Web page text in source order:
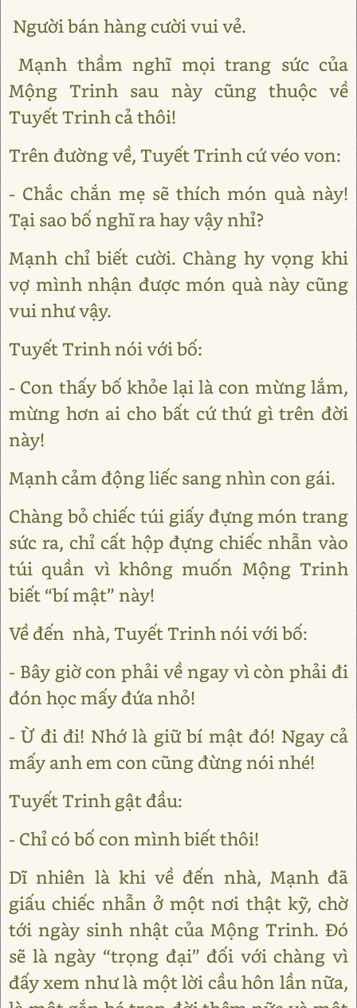
Người bán hàng cười vui vẻ.
Mạnh thầm nghĩ mọi trang sức của
Mộng Trinh sau này cũng thuộc về
Tuyết Trinh cả thôi!
Trên đường về, Tuyết Trinh cứ véo von:
- Chắc chắn mẹ sẽ thích món quà này!
Tại sao bố nghĩ ra hay vậy nhỉ?
Mạnh chỉ biết cười. Chàng hy vọng khi
vợ mình nhận được món quà này cũng
vui như vậy.
Tuyết Trinh nói với bố:
- Con thấy bố khỏe lại là con mừng lắm,
mừng hơn ai cho bất cứ thứ gì trên đời
này!
Mạnh cảm động liếc sang nhìn con gái.
Chàng bỏ chiếc túi giấy đựng món trang
sức ra, chỉ cất hộp đựng chiếc nhẫn vào
túi quần vì không muốn Mộng Trinh
biết “bí mật” này!
Về đến nhà, Tuyết Trinh nói với bố:
- Bây giờ con phải về ngay vì còn phải đi
đón học mấy đứa nhỏ!
- Ừ đi đi! Nhớ là giữ bí mật đó! Ngay cả
mấy anh em con cũng đừng nói nhé!
Tuyết Trinh gật đầu:
- Chỉ có bố con mình biết thôi!
Dĩ nhiên là khi về đến nhà, Mạnh đã
giấu chiếc nhẫn ở một nơi thật kỹ, chờ
tới ngày sinh nhật của Mộng Trinh. Đó
sẽ là ngày “trọng đại” đối với chàng vì
đấy xem như là một lời cầu hôn lần nữa,